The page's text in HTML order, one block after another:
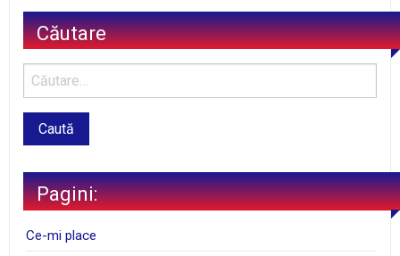
Căutare
Pagini:
Ce-mi place